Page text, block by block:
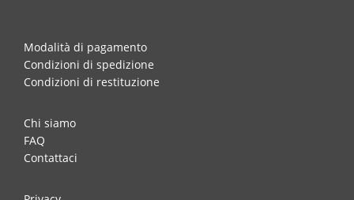
Modalità di pagamento
Condizioni di spedizione
Condizioni di restituzione
Chi siamo
FAQ
Contattaci